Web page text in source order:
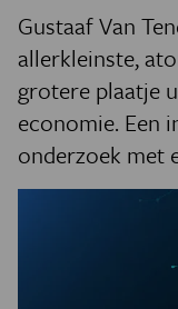
PODCAST
JONGE
Gustaaf Van
allerkleinste,
grotere plaatje
economie. Een
onderzoek met